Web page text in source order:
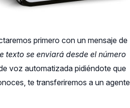
primero con un mensaje de
texto se enviará desde el número
voz automatizada pidiéndote que
te transferiremos a un agente